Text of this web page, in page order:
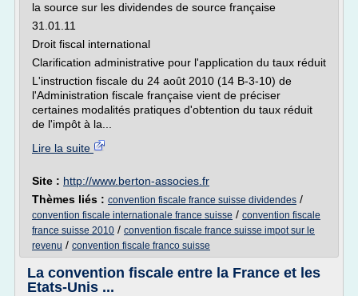
la source sur les dividendes de source française
31.01.11
Droit fiscal international
Clarification administrative pour l'application du taux réduit
L'instruction fiscale du 24 août 2010 (14 B-3-10) de
l'Administration fiscale française vient de préciser
certaines modalités pratiques d'obtention du taux réduit
de l'impôt à la...
Lire la suite
Site : http://www.berton-associes.fr
Thèmes liés : convention fiscale france suisse dividendes /
convention fiscale internationale france suisse / convention fiscale
france suisse 2010 / convention fiscale france suisse impot sur le
revenu / convention fiscale franco suisse
La convention fiscale entre la France et les
Etats-Unis ...